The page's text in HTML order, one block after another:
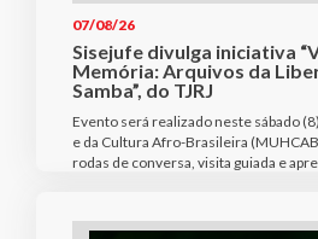
07/08/26
Sisejufe divulga iniciativa
Memória: Arquivos da
Samba”, do TJRJ
Evento será realizado neste sábado
e da Cultura Afro-Brasileira
rodas de conversa, visita guiada e